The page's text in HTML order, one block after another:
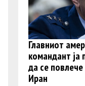
Главниот
командант ја
да се
Иран